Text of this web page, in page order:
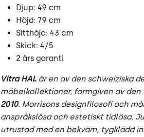
Djup: 49 cm
Höjd: 79 cm
Sitthöjd: 43 cm
Skick: 4/5
2 års garanti
Vitra HAL är en av den schweiziska
möbelkollektioner, formgiven av
2010. Morrisons designfilosofi och
anspråkslösa och estetiskt tidlösa.
utrustad med en bekväm, tygklädd